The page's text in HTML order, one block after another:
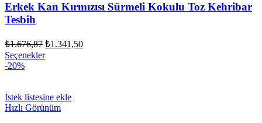
Erkek Kan Kırmızısı Sürmeli Kokulu Toz Kehribar
Tesbih
₺1.676,87 Orijinal
fiyat:
₺1.341,50Şu
Seçenekler
-20%
İstek listesine ekle
Hızlı Görünüm